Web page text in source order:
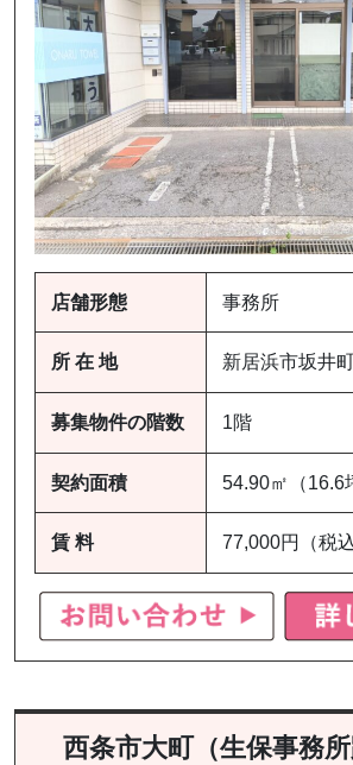
店舗形態 事務所
所 在 地 新居浜市坂井
募集物件の階数 1階
契約面積 54.90㎡（16.6
賃 料 77,000円（税込
西条市大町（生保事務所